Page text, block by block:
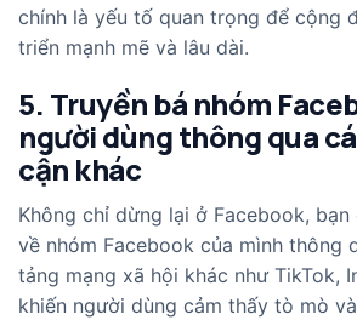
chính là yếu tố quan trọng để cộng
triển mạnh mẽ và lâu dài.
5. Truyền bá nhóm
người dùng thông qua
cận khác
Không chỉ dừng lại ở Facebook,
về nhóm Facebook của mình thông
tảng mạng xã hội khác như TikTok,
khiến người dùng cảm thấy tò mò